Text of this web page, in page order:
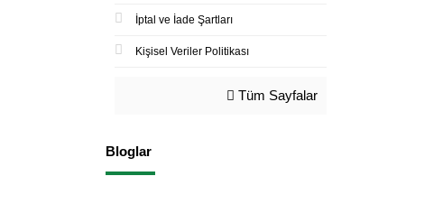
İptal ve İade Şartları
Kişisel Veriler Politikası
Tüm Sayfalar
Bloglar